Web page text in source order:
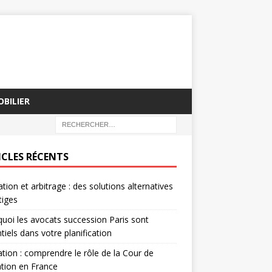
RÉCENTS
et arbitrage : des solutions alternatives
les avocats succession Paris sont
dans votre planification
: comprendre le rôle de la Cour de
en France